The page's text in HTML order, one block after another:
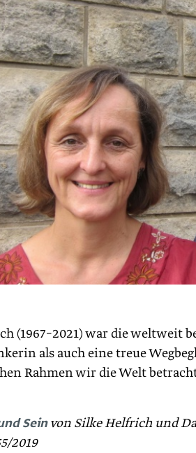
(1967–2021) war die weltweit
als auch eine treue
Rahmen wir die Welt
Seinvon Silke Helfrich und
2019